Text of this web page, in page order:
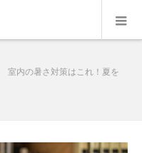
室内の暑さ対策はこれ！夏を